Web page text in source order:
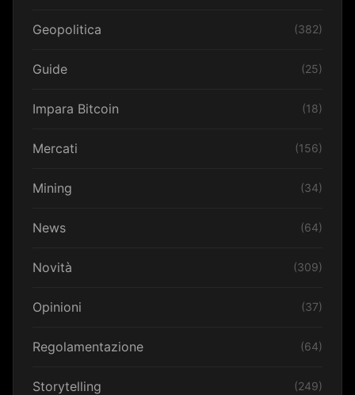
Geopolitica (382)
Guide (25)
Impara Bitcoin (18)
Mercati (156)
Mining (34)
News (64)
Novità (309)
Opinioni (37)
Regolamentazione (64)
Storytelling (249)